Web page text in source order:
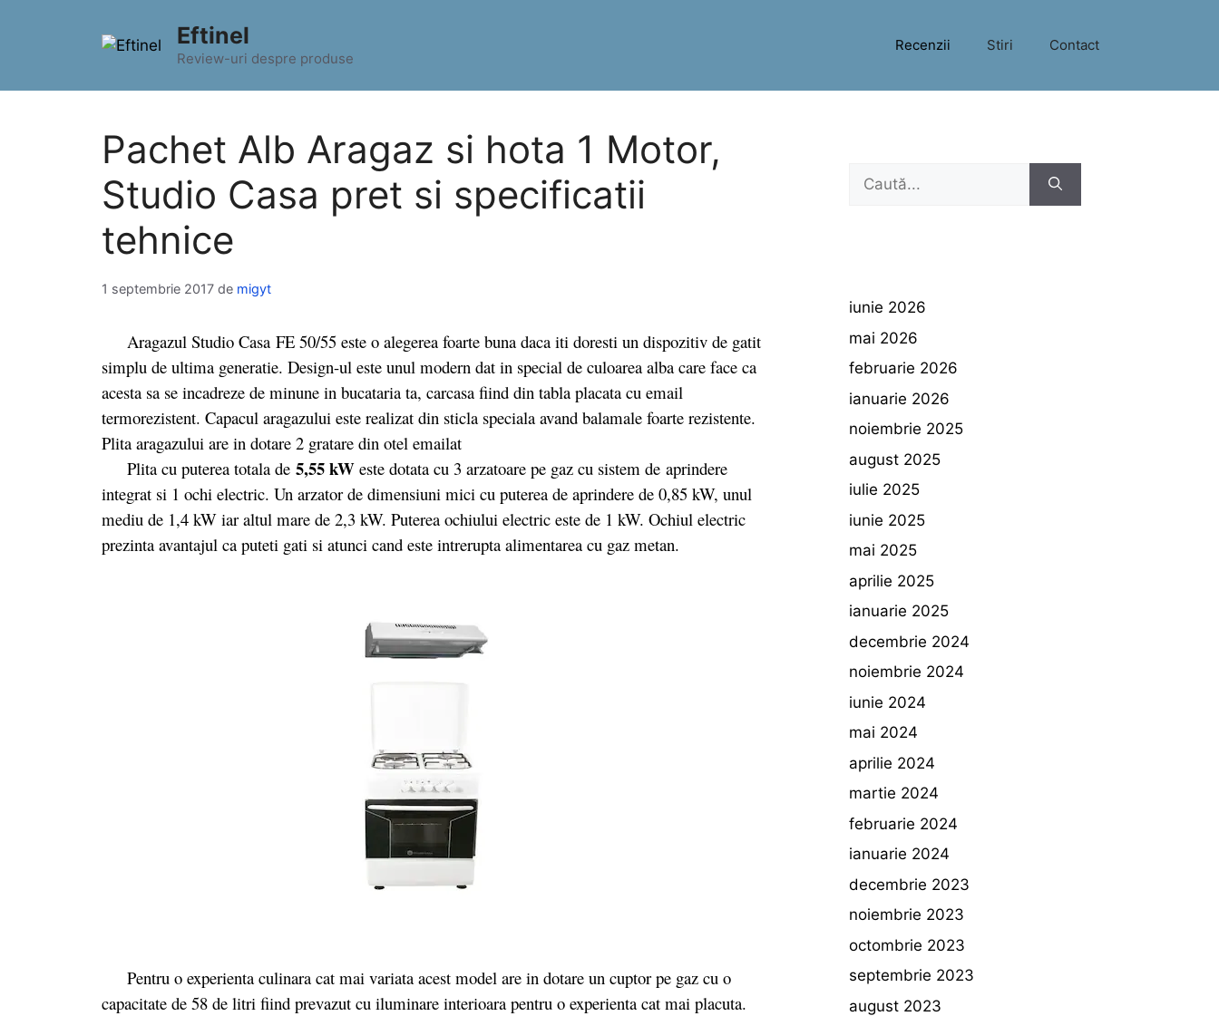
Eftinel
Review-uri despre produse
Recenzii Stiri Contact
Pachet Alb Aragaz si hota 1 Motor,
Studio Casa pret si specificatii
tehnice
1 septembrie 2017 de migyt
Aragazul Studio Casa FE 50/55 este o alegerea foarte buna daca iti doresti un dispozitiv de gatit
simplu de ultima generatie. Design-ul este unul modern dat in special de culoarea alba care face ca
acesta sa se incadreze de minune in bucataria ta, carcasa fiind din tabla placata cu email
termorezistent. Capacul aragazului este realizat din sticla speciala avand balamale foarte rezistente.
Plita aragazului are in dotare 2 gratare din otel emailat
Plita cu puterea totala de 5,55 kW este dotata cu 3 arzatoare pe gaz cu sistem de aprindere
integrat si 1 ochi electric. Un arzator de dimensiuni mici cu puterea de aprindere de 0,85 kW, unul
mediu de 1,4 kW iar altul mare de 2,3 kW. Puterea ochiului electric este de 1 kW. Ochiul electric
prezinta avantajul ca puteti gati si atunci cand este intrerupta alimentarea cu gaz metan.
Pentru o experienta culinara cat mai variata acest model are in dotare un cuptor pe gaz cu o
capacitate de 58 de litri fiind prevazut cu iluminare interioara pentru o experienta cat mai placuta.
Caută
iunie 2026
mai 2026
februarie 2026
ianuarie 2026
noiembrie 2025
august 2025
iulie 2025
iunie 2025
mai 2025
aprilie 2025
ianuarie 2025
decembrie 2024
noiembrie 2024
iunie 2024
mai 2024
aprilie 2024
martie 2024
februarie 2024
ianuarie 2024
decembrie 2023
noiembrie 2023
octombrie 2023
septembrie 2023
august 2023